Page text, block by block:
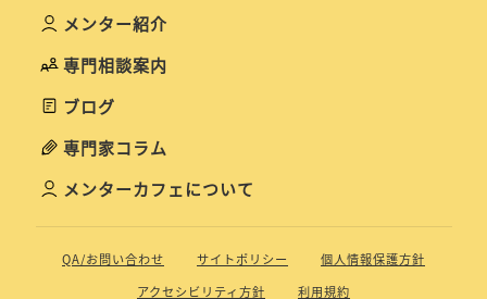
メンター紹介
専門相談案内
ブログ
専門家コラム
メンターカフェについて
QA/お問い合わせ サイトポリシー
個人情報保護方針
アクセシビリティ方針
利用規約